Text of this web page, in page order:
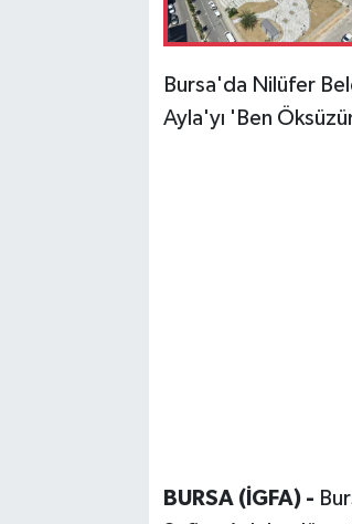
Bursa'da Nilüfer
Ayla'yı 'Ben
BURSA (İGFA) -